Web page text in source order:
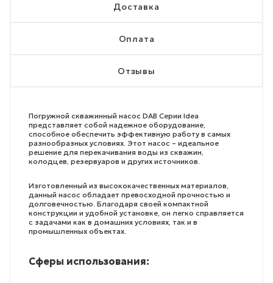
Доставка
Оплата
Отзывы
Погружной скважинный насос DAB Серии Idea
представляет собой надежное оборудование,
способное обеспечить эффективную работу в самых
разнообразных условиях. Этот насос – идеальное
решение для перекачивания воды из скважин,
колодцев, резервуаров и других источников.
Изготовленный из высококачественных материалов,
данный насос обладает превосходной прочностью и
долговечностью. Благодаря своей компактной
конструкции и удобной установке, он легко справляется
с задачами как в домашних условиях, так и в
промышленных объектах.
Сферы использования: